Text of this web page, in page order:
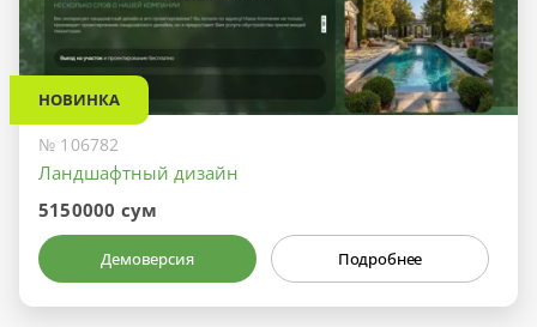
НОВИНКА
№ 106782
Ландшафтный дизайн
5150000 сум
Демоверсия Подробнее